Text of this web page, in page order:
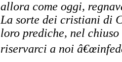
allora come oggi,
La sorte dei cristiani di
loro prediche, nel
riservarci a noi